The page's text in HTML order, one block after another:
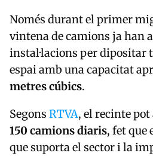
Només durant el primer
vintena de camions ja han
instal·lacions per dipositar
espai amb una capacitat
metres cúbics.
Segons RTVA, el recinte
150 camions diaris, fet que
que suporta el sector i la